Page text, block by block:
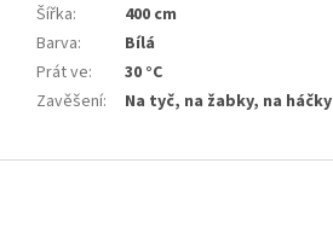
Šířka:
400 cm
Barva:
Bílá
Prát ve:
30 °C
Zavěšení: Na tyč, na žabky, na háčky